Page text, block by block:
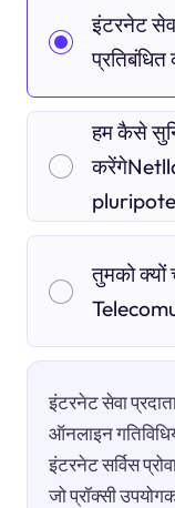
इंटरनेट
हम कैसे
तुमको क्यों
इंटरनेट सेवा
ऑनलाइन
इंटरनेट सर्विस
जो प्रॉक्सी